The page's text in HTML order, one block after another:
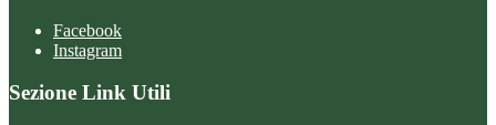
Facebook
Instagram
Sezione Link Utili